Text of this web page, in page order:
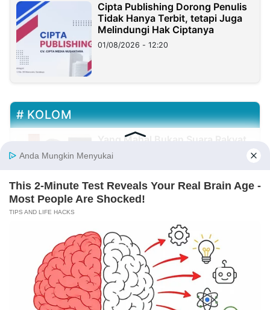
Cipta Publishing Dorong Penulis
Tidak Hanya Terbit, tetapi Juga
Melindungi Hak Ciptanya
01/08/2026 - 12:20
KOLOM
Yang Mahal Bukan Suara Rakyat
29/07/2026 - 00:37
Haji Her Mirip Prabowo, Rejekinya
Melimpah dan Dikagumi Banyak
Orang, Tapi Sering Blunder!
27/07/2026 - 05:05